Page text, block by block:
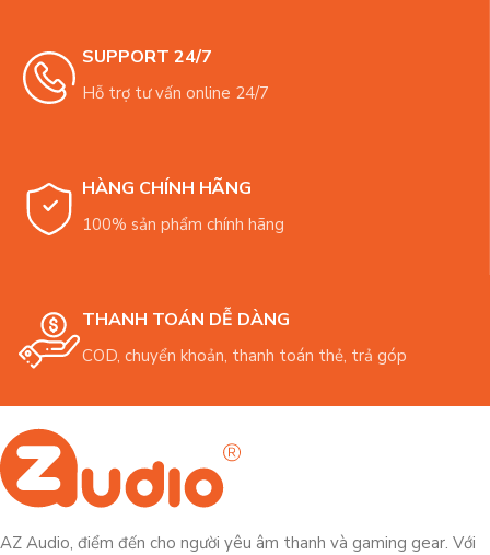
SUPPORT 24/7
Hỗ trợ tư vấn online 24/7
HÀNG CHÍNH HÃNG
100% sản phẩm chính hãng
THANH TOÁN DỄ DÀNG
COD, chuyển khoản, thanh toán thẻ, trả góp
AZ Audio, điểm đến cho người yêu âm thanh và gaming gear. Với